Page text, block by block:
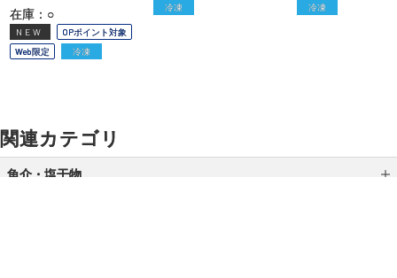
在庫：○
NEW
OPポイント対象
Web限定
冷凍
冷凍
冷凍
関連カテゴリ
魚介・塩干物